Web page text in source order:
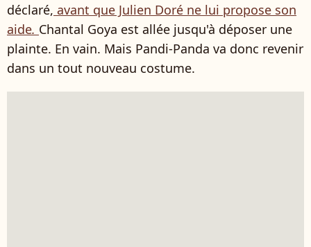
déclaré, avant que Julien Doré ne lui propose son
aide. Chantal Goya est allée jusqu'à déposer une
plainte. En vain. Mais Pandi-Panda va donc revenir
dans un tout nouveau costume.